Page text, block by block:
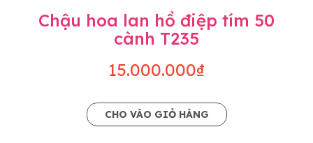
Chậu hoa lan hồ điệp tím 50
cành T235
15.000.000₫
CHO VÀO GIỎ HÀNG